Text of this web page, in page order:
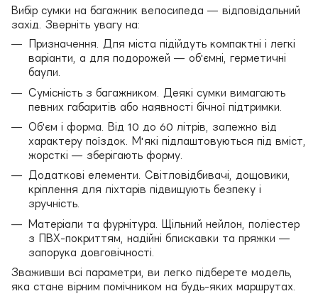
Вибір сумки на багажник велосипеда — відповідальний
захід. Зверніть увагу на:
Призначення. Для міста підійдуть компактні і легкі
варіанти, а для подорожей — об'ємні, герметичні
баули.
Сумісність з багажником. Деякі сумки вимагають
певних габаритів або наявності бічної підтримки.
Об'єм і форма. Від 10 до 60 літрів, залежно від
характеру поїздок. М'які підлаштовуються під вміст,
жорсткі — зберігають форму.
Додаткові елементи. Світловідбивачі, дощовики,
кріплення для ліхтарів підвищують безпеку і
зручність.
Матеріали та фурнітура. Щільний нейлон, поліестер
з ПВХ-покриттям, надійні блискавки та пряжки —
запорука довговічності.
Зваживши всі параметри, ви легко підберете модель,
яка стане вірним помічником на будь-яких маршрутах.